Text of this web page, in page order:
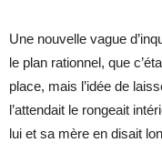
Une nouvelle vague
le plan rationnel, que
place, mais l’idée de
l’attendait le rongeait
lui et sa mère en disait